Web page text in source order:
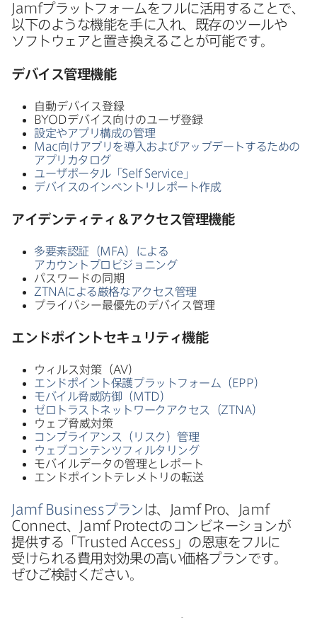
Jamfプラットフォームを​フルに​活用する​ことで、​
以下のような​機能を​手に​入れ、​既存の​ツールや​
ソフトウェアと​置き換える​ことが​可能です。
デバイス管理機能
自動デバイス登録
BYODデバイス向けの​ユーザ登録
設定や​アプリ構成の​管理
Mac向けアプリを​導入および​アップデートする​ための​
アプリカタログ
ユーザポータル​「 Self Service 」
デバイスの​インベントリレポート作成
アイデンティティ＆アクセス管理機能
多要素認証（MFA）に​よる​
アカウントプロビジョニング
パスワードの​同期
ZTNAに​よる​厳格な​アクセス管理
プライバシー​最優先の​デバイス管理
エンドポイントセキュリティ機能
ウィルス対策​（AV）
エンドポイント保護プラットフォーム​（ EPP）
モバイル脅威防御​（MTD）
ゼロトラストネットワークアクセス​（ZTNA）
ウェブ脅威対策
コンプライアンス​（リスク）​管理
ウェブコンテンツフィルタリング
モバイルデータの​管理と​レポート
エンドポイントテレメトリの​転送
Jamf Businessプラン は、 Jamf Pro
Jamf
Connect、 Jamf Protectの​コンビネーションが​
提供する​「 Trusted Access 」の​恩恵を​フルに​
受けられる​費用対効果の​高い​価格プランです。​
ぜひご検討ください。